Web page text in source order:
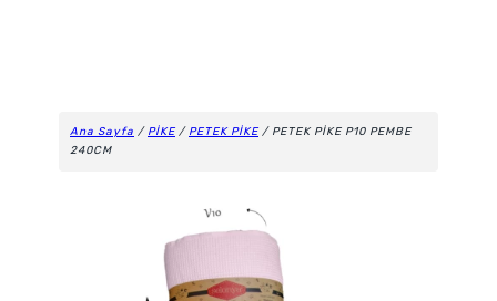
Ana Sayfa / PİKE / PETEK PİKE / PETEK PİKE P10 PEMBE
240CM